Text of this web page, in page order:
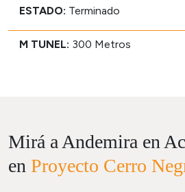
ESTADO: Terminado
M TUNEL: 300 Metros
Mirá a Andemira en
en Proyecto Cerro